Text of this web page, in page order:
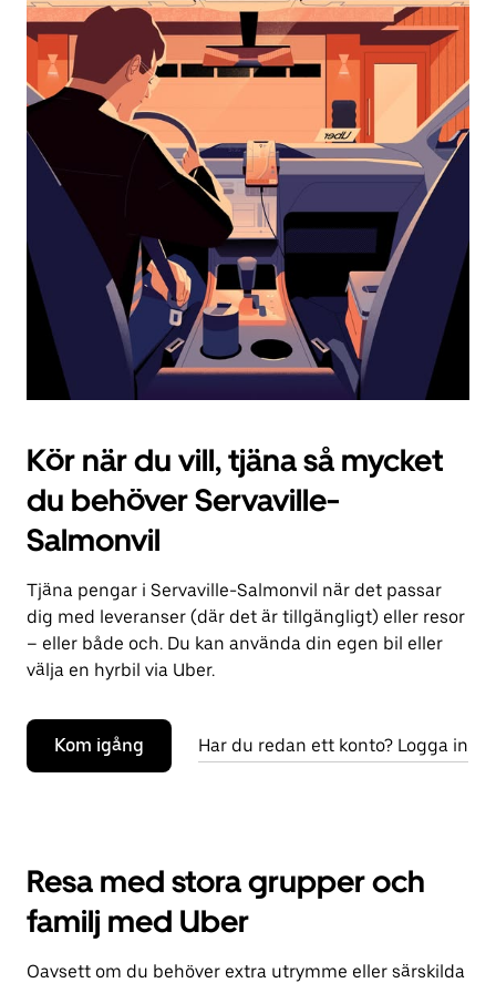
välja
ett
datum.
Tryck
på
ESC-
knappen
för
stänga
kalendern.
Kör när du vill, tjäna så mycket
du behöver Servaville-
Salmonvil
Tjäna pengar i Servaville-Salmonvil när det passar
dig med leveranser (där det är tillgängligt) eller resor
– eller både och. Du kan använda din egen bil eller
välja en hyrbil via Uber.
Kom igång Har du redan ett konto? Logga in
Resa med stora grupper och
familj med Uber
Oavsett om du behöver extra utrymme eller särskilda